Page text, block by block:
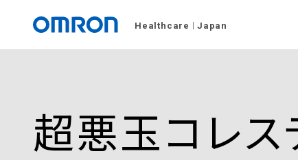
Healthcare Japan
超悪玉コレス